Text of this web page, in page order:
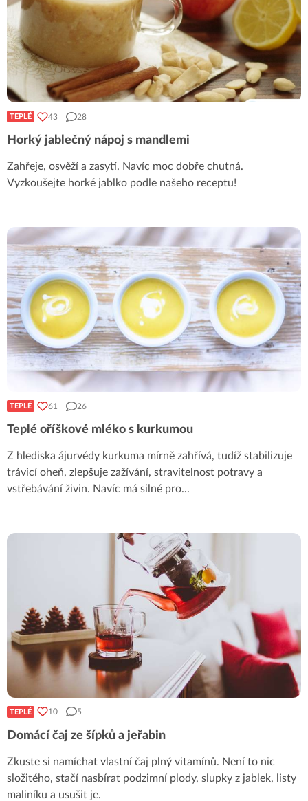
TEPLÉ 43 28
Horký jablečný nápoj s mandlemi
Zahřeje, osvěží a zasytí. Navíc moc dobře chutná.
Vyzkoušejte horké jablko podle našeho receptu!
TEPLÉ 61 26
Teplé oříškové mléko s kurkumou
Z hlediska ájurvédy kurkuma mírně zahřívá, tudíž stabilizuje
trávicí oheň, zlepšuje zažívání, stravitelnost potravy a
vstřebávání živin. Navíc má silné pro...
TEPLÉ 10 5
Domácí čaj ze šípků a jeřabin
Zkuste si namíchat vlastní čaj plný vitamínů. Není to nic
složitého, stačí nasbírat podzimní plody, slupky z jablek, listy
maliníku a usušit je.